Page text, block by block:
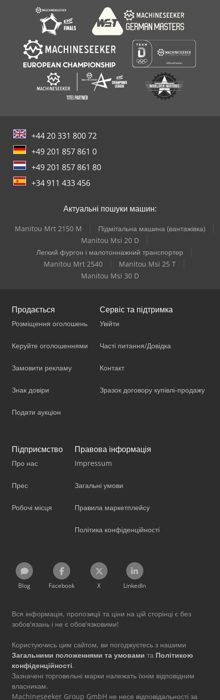
+44 20 331 800 72
+49 201 857 861 0
+49 201 857 861 80
+34 911 433 456
Актуальні пошуки машин:
Manitou Mrt 2150 M
Підмітальна машина (вантажівка)
Manitou Msi 20 D
Легкий фургон і малотоннажний транспортер
Manitou Mrt 2540
Manitou Msi 25 T
Manitou Msi 30 D
Продається
Розміщення оголошень
Керуйте оголошеннями
Замовити рекламу
Знак довіри
Подати аукціон
Сервіс та підтримка
Увійти
Часті питання/Довідка
Контакт
Зразок договору купівлі-продажу
Підприємство
Про нас
Прес
Робочі місця
Правова інформація
Impressum
Загальні умови
Правила маркетплейсу
Політика конфіденційності
Blog Facebook X LinkedIn
Вся інформація, пропозиції та ціни на цій сторінці є без
зобов'язань і не є обов'язковими!
Користуючись цим сайтом, ви погоджуєтесь з нашими
Загальними положеннями та умовами та Політикою
конфіденційності.
Зазначені торговельні марки належать їхнім відповідним
власникам.
Machineseeker Group GmbH не несе відповідальності за